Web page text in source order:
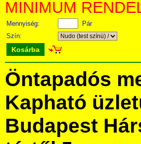
MINIMUM
Mennyiség:
Pár
Szín:
Kosárba
Öntapadós
Kapható
Budapest